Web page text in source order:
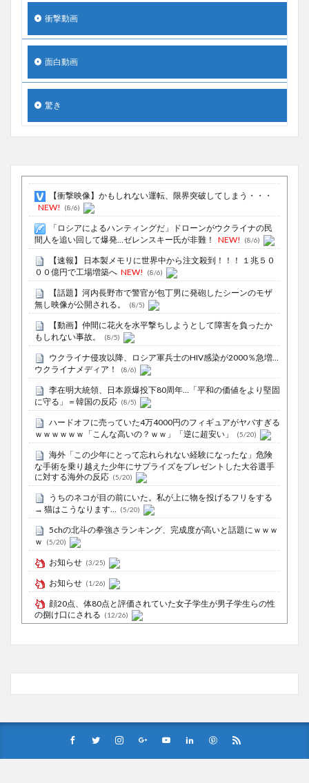
衝撃動画
面白動画
驚き
【衝撃映像】かもしれない運転、限界突破してしまう・・・
NEW!
(8/6)
「ロシアによるハンティングだ」ドローンがウクライナの民
間人を追い回して爆発…ゼレンスキー氏が非難！
NEW! (8/6)
【速報】 日本製メモリに世界中から注文殺到！！！ １兆５０
００億円で工場増築へ NEW! (8/6)
【話題】河内長野市で警官が包丁男に発砲したシーンのモザ
無し映像が公開される。
(8/5)
【動画】仲間に花火を水平撃ちしようとして障害を負ったか
もしれない事故。
(8/5)
ウクライナ侵攻以降、ロシア軍兵士のHIV感染が2000％急増…
ウクライナメディア！
(8/6)
李在明大統領、日本原爆投下80周年…「平和の価値をより堅固
に守る」＝韓国の反応 (8/5)
ハードオフに売っていた4万4000円のフィギュアがヤバすぎる
ｗｗｗｗｗｗ「こんな高いの？ｗｗ」「逆に超安い」
(5/20)
海外「この少年にとって忘れられない経験になったな」危険
な手術を乗り越えた少年にサプライズをプレゼントした大谷選手
に対する海外の反応 (5/20)
うちのネコが目の前にいた。私が上に物を投げるフリをする
→ 猫はこうなります…
(5/20)
5chの北斗の拳強さランキング、完成度が高いと話題にｗｗｗ
ｗ
(5/20)
お知らせ (3/25)
お知らせ (1/26)
顔20点、体80点と評価されていた女子学生が男子学生らの性
の捌け口にされる (12/26)
広がらず